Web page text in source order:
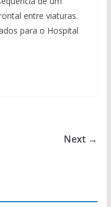
entre viaturas.
para o Hospital
Next →